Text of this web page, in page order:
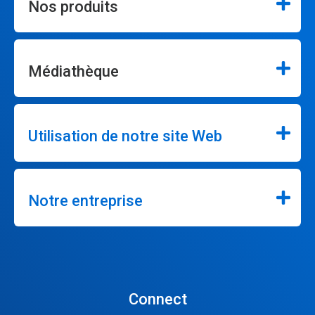
Nos produits
Médiathèque
Utilisation de notre site Web
Notre entreprise
Connect